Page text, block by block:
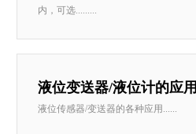
内，可选.........
液位变送器/液位计的应用
液位传感器/变送器的各种应用......